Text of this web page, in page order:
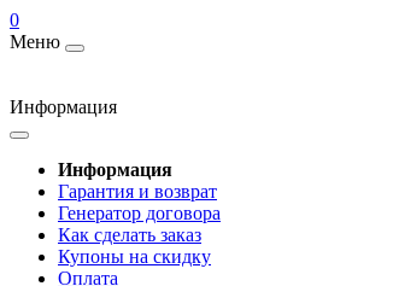
0
Меню
Информация
Информация
Гарантия и возврат
Генератор договора
Как сделать заказ
Купоны на скидку
Оплата